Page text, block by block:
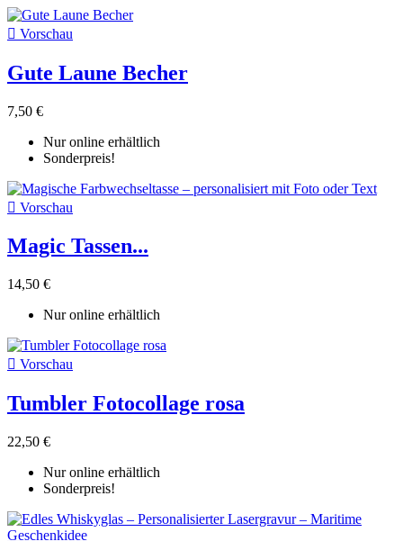
 Vorschau
Gute Laune Becher
7,50 €
Nur online erhältlich
Sonderpreis!
 Vorschau
Magic Tassen...
14,50 €
Nur online erhältlich
 Vorschau
Tumbler Fotocollage rosa
22,50 €
Nur online erhältlich
Sonderpreis!